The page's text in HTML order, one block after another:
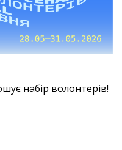
набір волонтерів!